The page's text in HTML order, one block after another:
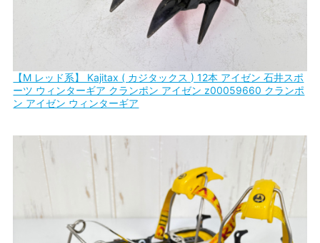
【M レッド系】 Kajitax ( カジタックス ) 12本 アイゼン 石井スポ
ーツ ウィンターギア クランポン アイゼン z00059660 クランポ
ン アイゼン ウィンターギア